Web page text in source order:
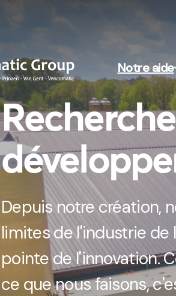
Notre aide
Depuisnotre création,
limites de l'industrie de
pointe de l'innovation.
ce que nous faisons,